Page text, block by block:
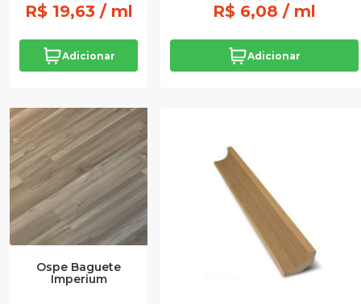
R$ 19,63 / ml
Adicionar
R$ 6,08 / ml
Adicionar
Ospe Baguete
Imperium